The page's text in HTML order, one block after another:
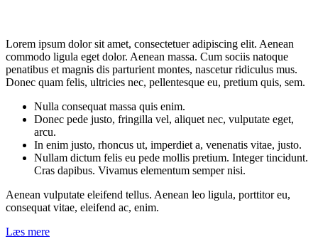
Lorem ipsum dolor sit amet, consectetuer adipiscing elit. Aenean
commodo ligula eget dolor. Aenean massa. Cum sociis natoque
penatibus et magnis dis parturient montes, nascetur ridiculus mus.
Donec quam felis, ultricies nec, pellentesque eu, pretium quis, sem.
Nulla consequat massa quis enim.
Donec pede justo, fringilla vel, aliquet nec, vulputate eget,
arcu.
In enim justo, rhoncus ut, imperdiet a, venenatis vitae, justo.
Nullam dictum felis eu pede mollis pretium. Integer tincidunt.
Cras dapibus. Vivamus elementum semper nisi.
Aenean vulputate eleifend tellus. Aenean leo ligula, porttitor eu,
consequat vitae, eleifend ac, enim.
Læs mere